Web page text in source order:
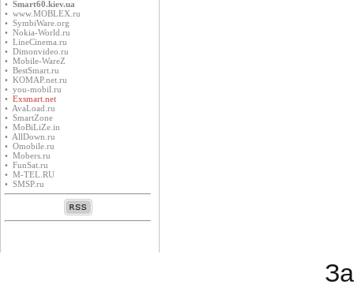
• Smart60.kiev.ua
• www.MOBLEX.ru
• SymbiWare.org
• Nokia-World.ru
• LineCinema.ru
• Dimonvideo.ru
• Mobile-WareZ
• BestSmart.ru
• KOMAP.net.ru
• you-mobil.ru
• Exsmart.net
• AvaLoad.ru
• SmartZone
• MoBiLiZe.in
• AllDown.ru
• Оmobile.ru
• Mobers.ru
• FunSat.ru
• M-TEL.RU
• SMSP.ru